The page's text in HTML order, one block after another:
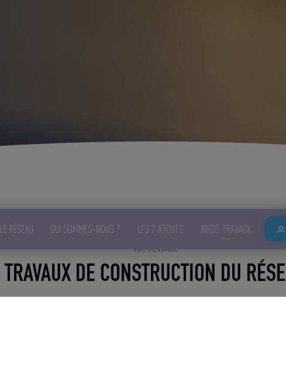
LE RÉSEAU QUI SOMMES-NOUS ? LES 7 ATOUTS INFOS TRAVAUX
VUE GLOBALE
TRAVAUX DE CONSTRUCTION DU